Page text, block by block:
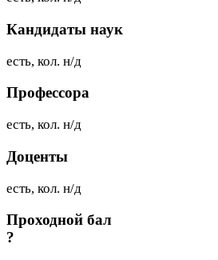
Кандидаты наук
есть, кол. н/д
Профессора
есть, кол. н/д
Доценты
есть, кол. н/д
Проходной бал
?